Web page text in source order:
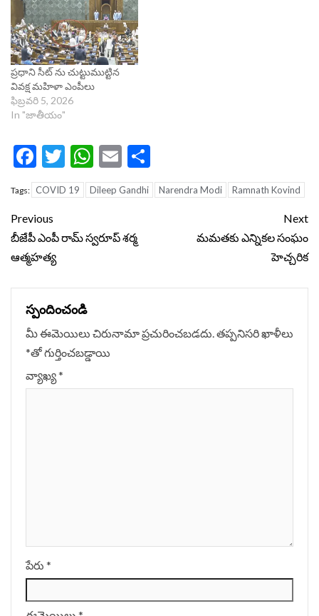
ప్రధాని సీట్ ను చుట్టుముట్టిన
వివక్ష మహిళా ఎంపీలు
ఫిబ్రవరి 5, 2026
In "జాతీయం"
Facebook
Twitter
WhatsApp
Email
Tags: COVID 19 Dileep Gandhi Narendra Modi Ramnath Kovind
Continue
Reading
Previous
బీజేపీ ఎంపీ రామ్ స్వ‌రూప్ శ‌ర్మ
ఆత్మ‌హ‌త్య
Next
మ‌మ‌త‌కు ఎన్నిక‌ల సంఘం
హెచ్చ‌రిక‌
స్పందించండి
మీ ఈమెయిలు చిరునామా ప్రచురించబడదు.తప్పనిసరి ఖాళీలు
*‌తో గుర్తించబడ్డాయి
వ్యాఖ్య*
పేరు *